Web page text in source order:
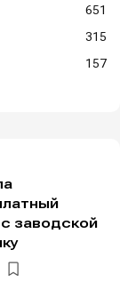
651
315
157
заводской